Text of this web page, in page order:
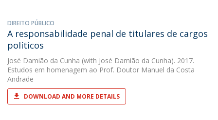
DIREITO PÚBLICO
A responsabilidade penal de titulares de cargos
políticos
José Damião da Cunha (with José Damião da Cunha). 2017.
Estudos em homenagem ao Prof. Doutor Manuel da Costa
Andrade
DOWNLOAD AND MORE DETAILS